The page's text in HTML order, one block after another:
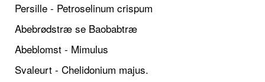
Persille - Petroselinum crispum
Abebrødstræ se Baobabtræ
Abeblomst - Mimulus
Svaleurt - Chelidonium majus.